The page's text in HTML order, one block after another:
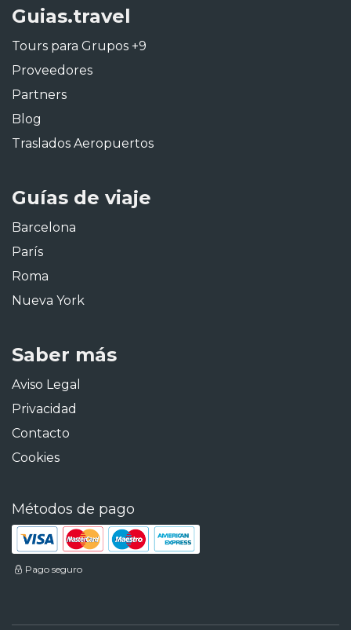
Guias.travel
Tours para Grupos +9
Proveedores
Partners
Blog
Traslados Aeropuertos
Guías de viaje
Barcelona
París
Roma
Nueva York
Saber más
Aviso Legal
Privacidad
Contacto
Cookies
Métodos de pago
Pago seguro